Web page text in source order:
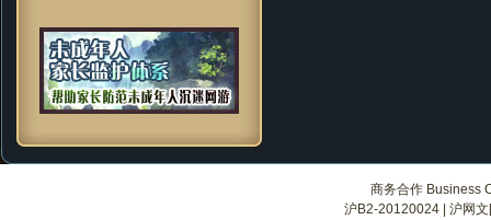
商务合作 Business
沪B2-20120024
沪网